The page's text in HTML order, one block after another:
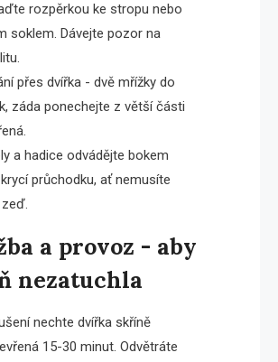
rozpěrkou ke stropu nebo
soklem. Dávejte pozor na
přes dvířka - dvě mřížky do
záda ponechejte z větší části
a hadice odvádějte bokem
průchodku, ať nemusíte
a provoz - aby
nezatuchla
nechte dvířka skříně
15-30 minut. Odvětráte